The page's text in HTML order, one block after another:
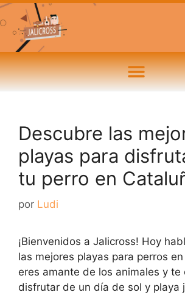
Descubre las
playas para
tu perro en
por Ludi
¡Bienvenidos a Jalicross! Hoy
las mejores playas para perros
eres amante de los animales y te
disfrutar de un día de sol y playa